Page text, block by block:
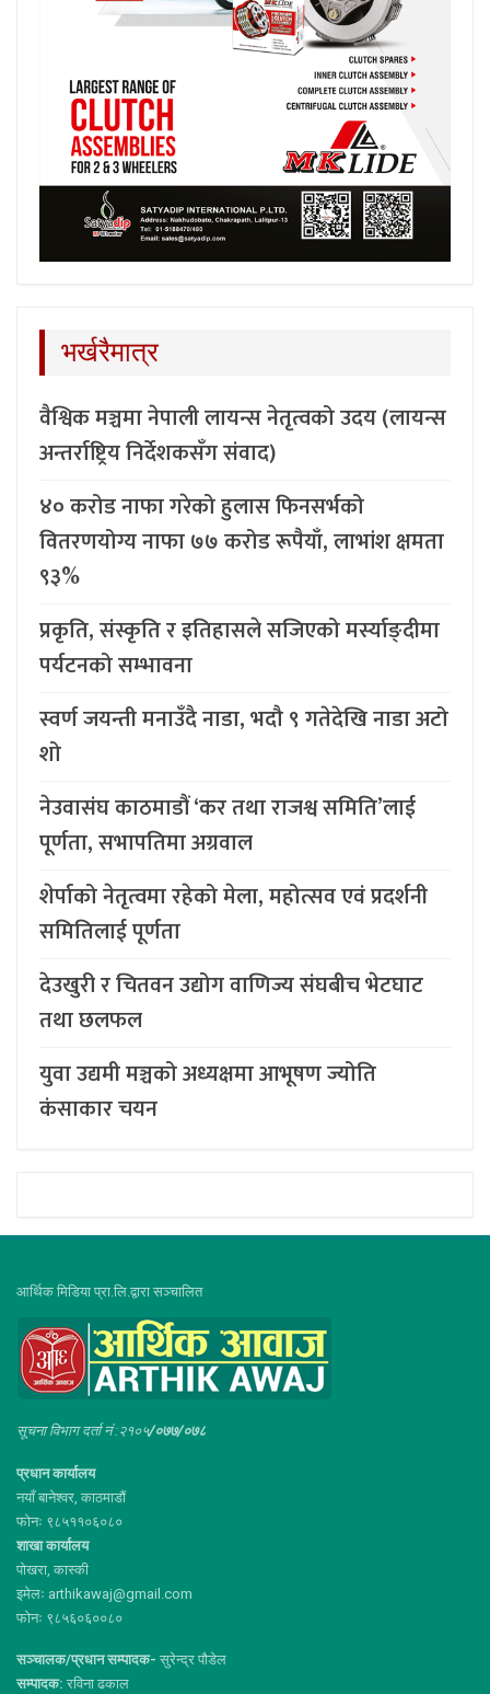
भर्खरैमात्र
वैश्विक मञ्चमा नेपाली लायन्स नेतृत्वको उदय (लायन्स
अन्तर्राष्ट्रिय निर्देशकसँग संवाद)
४० करोड नाफा गरेको हुलास फिनसर्भको
वितरणयोग्य नाफा ७७ करोड रूपैयाँ, लाभांश क्षमता
९३%
प्रकृति, संस्कृति र इतिहासले सजिएको मर्स्याङ्दीमा
पर्यटनको सम्भावना
स्वर्ण जयन्ती मनाउँदै नाडा, भदौ ९ गतेदेखि नाडा अटो
शो
नेउवासंघ काठमाडौं ‘कर तथा राजश्व समिति’लाई
पूर्णता, सभापतिमा अग्रवाल
शेर्पाको नेतृत्वमा रहेको मेला, महोत्सव एवं प्रदर्शनी
समितिलाई पूर्णता
देउखुरी र चितवन उद्योग वाणिज्य संघबीच भेटघाट
तथा छलफल
युवा उद्यमी मञ्चको अध्यक्षमा आभूषण ज्योति
कंसाकार चयन
आर्थिक मिडिया प्रा.लि.द्वारा सञ्चालित
सूचना विभाग दर्ता नं :२१०५/०७७/०७८
प्रधान कार्यालय
नयाँ बानेश्वर, काठमाडौं
फोनः ९८५११०६०८०
शाखा कार्यालय
पोखरा, कास्की
इमेलः arthikawaj@gmail.com
फोनः ९८५६०६००८०
सञ्चालक/प्रधान सम्पादक- सुरेन्द्र पौडेल
सम्पादक: रविना ढकाल